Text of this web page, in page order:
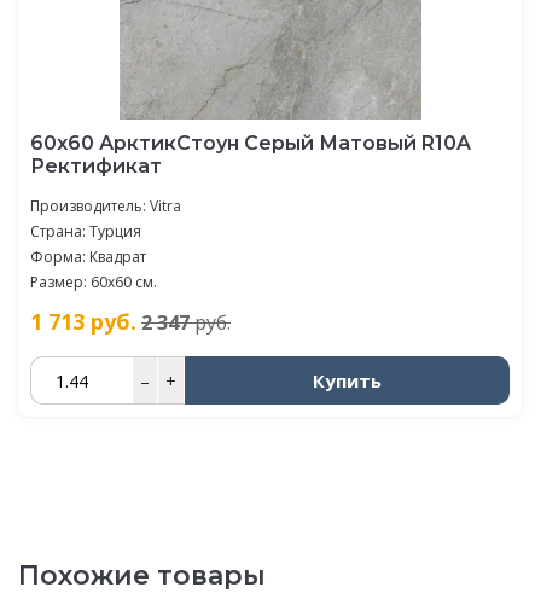
60х60 АрктикСтоун Серый Матовый R10A
Ректификат
Производитель: Vitra
Страна: Турция
Форма: Квадрат
Размер: 60х60 см.
1 713 руб. 2 347руб.
– + Купить
Похожие товары